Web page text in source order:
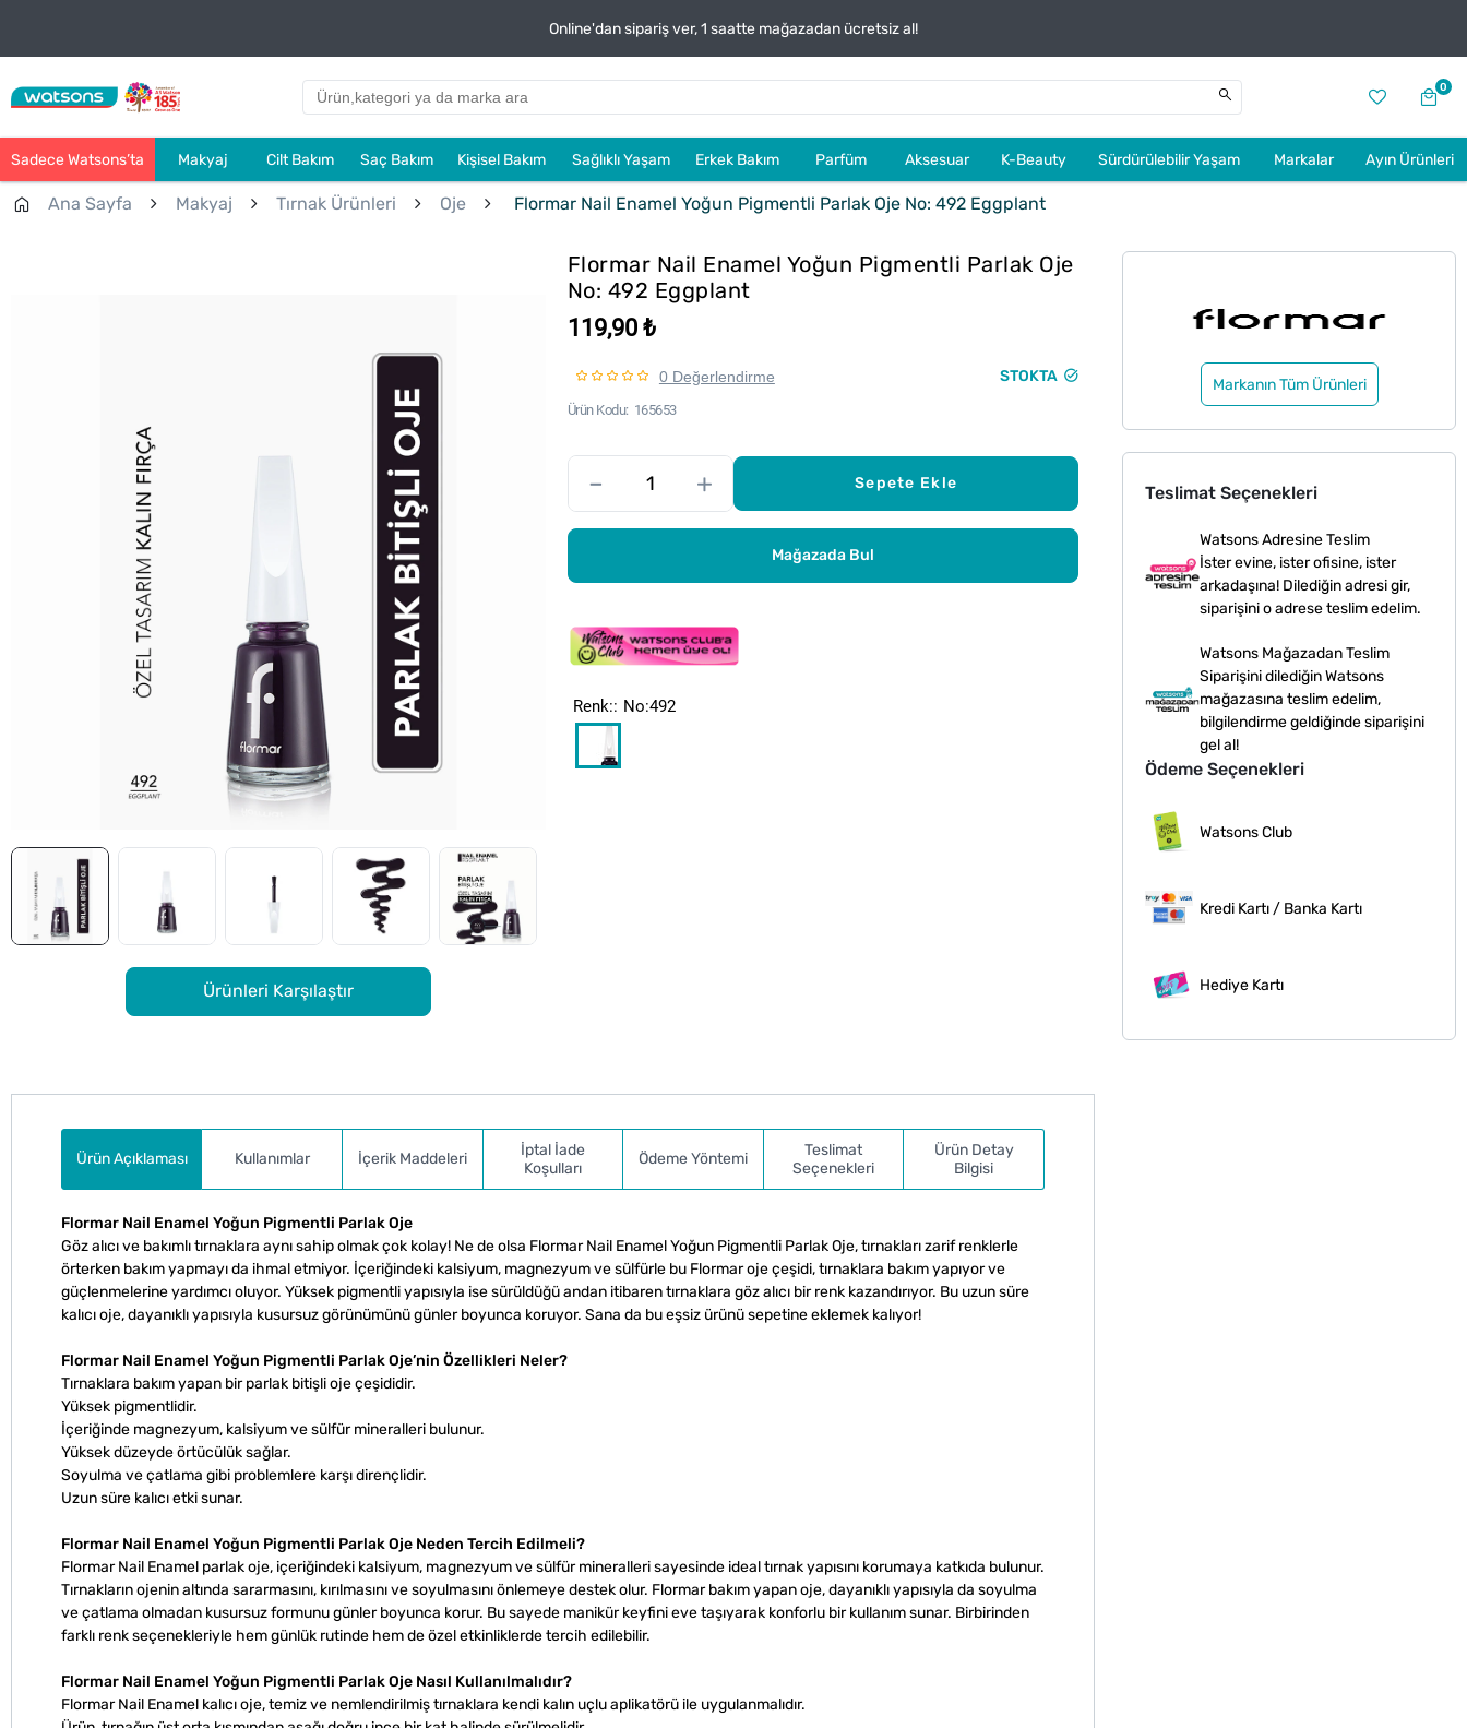
Online'dan sipariş ver, 1 saatte mağazadan ücretsiz al!
0
Sadece Watsons’ta Makyaj Cilt Bakım Saç Bakım Kişisel Bakım Sağlıklı Yaşam Erkek Bakım Parfüm Aksesuar K-Beauty Sürdürülebilir Yaşam Markalar Ayın Ürünleri
Ana Sayfa Makyaj Tırnak Ürünleri Oje Flormar Nail Enamel Yoğun Pigmentli Parlak Oje No: 492 Eggplant
Ürünleri Karşılaştır
Flormar Nail Enamel Yoğun Pigmentli Parlak Oje
No: 492 Eggplant
119,90 ₺
0 Değerlendirme STOKTA
Ürün Kodu 165653
Renk: No:492
– + Sepete Ekle
Mağazada Bul
Markanın Tüm Ürünleri
Teslimat Seçenekleri
Watsons Adresine Teslim
İster evine, ister ofisine, ister
arkadaşına! Dilediğin adresi gir,
siparişini o adrese teslim edelim.
Watsons Mağazadan Teslim
Siparişini dilediğin Watsons
mağazasına teslim edelim,
bilgilendirme geldiğinde siparişini
gel al!
Ödeme Seçenekleri
Watsons Club
Kredi Kartı / Banka Kartı
Hediye Kartı
Ürün Açıklaması Kullanımlar İçerik Maddeleri
İptal İade
Koşulları
Ödeme Yöntemi
Teslimat
Seçenekleri
Ürün Detay
Bilgisi
Flormar Nail Enamel Yoğun Pigmentli Parlak Oje
Göz alıcı ve bakımlı tırnaklara aynı sahip olmak çok kolay! Ne de olsa Flormar Nail Enamel Yoğun Pigmentli Parlak Oje, tırnakları zarif renklerle
örterken bakım yapmayı da ihmal etmiyor. İçeriğindeki kalsiyum, magnezyum ve sülfürle bu Flormar oje çeşidi, tırnaklara bakım yapıyor ve
güçlenmelerine yardımcı oluyor. Yüksek pigmentli yapısıyla ise sürüldüğü andan itibaren tırnaklara göz alıcı bir renk kazandırıyor. Bu uzun süre
kalıcı oje, dayanıklı yapısıyla kusursuz görünümünü günler boyunca koruyor. Sana da bu eşsiz ürünü sepetine eklemek kalıyor!
Flormar Nail Enamel Yoğun Pigmentli Parlak Oje’nin Özellikleri Neler?
Tırnaklara bakım yapan bir parlak bitişli oje çeşididir.
Yüksek pigmentlidir.
İçeriğinde magnezyum, kalsiyum ve sülfür mineralleri bulunur.
Yüksek düzeyde örtücülük sağlar.
Soyulma ve çatlama gibi problemlere karşı dirençlidir.
Uzun süre kalıcı etki sunar.
Flormar Nail Enamel Yoğun Pigmentli Parlak Oje Neden Tercih Edilmeli?
Flormar Nail Enamel parlak oje, içeriğindeki kalsiyum, magnezyum ve sülfür mineralleri sayesinde ideal tırnak yapısını korumaya katkıda bulunur.
Tırnakların ojenin altında sararmasını, kırılmasını ve soyulmasını önlemeye destek olur. Flormar bakım yapan oje, dayanıklı yapısıyla da soyulma
ve çatlama olmadan kusursuz formunu günler boyunca korur. Bu sayede manikür keyfini eve taşıyarak konforlu bir kullanım sunar. Birbirinden
farklı renk seçenekleriyle hem günlük rutinde hem de özel etkinliklerde tercih edilebilir.
Flormar Nail Enamel Yoğun Pigmentli Parlak Oje Nasıl Kullanılmalıdır?
Flormar Nail Enamel kalıcı oje, temiz ve nemlendirilmiş tırnaklara kendi kalın uçlu aplikatörü ile uygulanmalıdır.